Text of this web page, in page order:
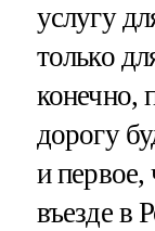
услугу
только
конечно,
дорогу
и первое,
въезде в